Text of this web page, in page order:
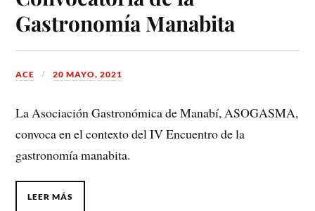
Gastronomía Manabita
ACE 20 MAYO, 2021
La Asociación Gastronómica de Manabí, ASOGASMA,
convoca en el contexto del IV Encuentro de la
gastronomía manabita.
LEER MÁS